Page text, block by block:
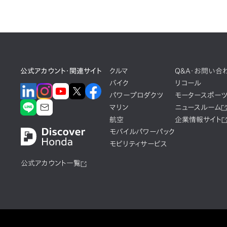
公式アカウント・関連サイト
公式アカウント一覧
クルマ
バイク
パワープロダクツ
マリン
航空
モバイルパワーパック
モビリティサービス
Q&A・お問い合
リコール
モータースポーツ
ニュースルーム
企業情報サイト